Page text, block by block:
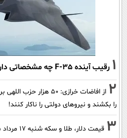
1 رقیب آینده F-35 چه مشخصاتی دارد؟
2
از افاضات خرازی: ۵۰
را بکشند و نیرو‌های دولتی را ناکار کنند!
3 قیمت دلار، طلا و سکه شنبه ۱۷ مرداد ۱۴۰۵ (+جدول قیمت)